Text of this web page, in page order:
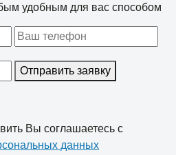
удобным для вас способом
Отправить заявку
Вы соглашаетесь с
данных